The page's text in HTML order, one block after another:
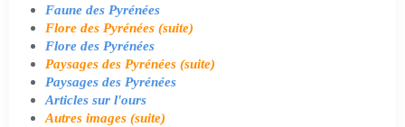
Faune des Pyrénées
Flore des Pyrénées (suite)
Flore des Pyrénées
Paysages des Pyrénées (suite)
Paysages des Pyrénées
Articles sur l'ours
Autres images (suite)